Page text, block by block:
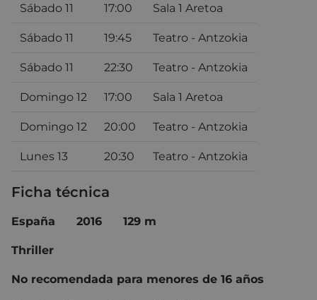
Sábado 11 17:00 Sala 1 Aretoa
Sábado 11 19:45 Teatro - Antzokia
Sábado 11 22:30 Teatro - Antzokia
Domingo 12 17:00 Sala 1 Aretoa
Domingo 12 20:00 Teatro - Antzokia
Lunes 13 20:30 Teatro - Antzokia
Ficha técnica
España 2016 129 m
Thriller
No recomendada para menores de 16 años